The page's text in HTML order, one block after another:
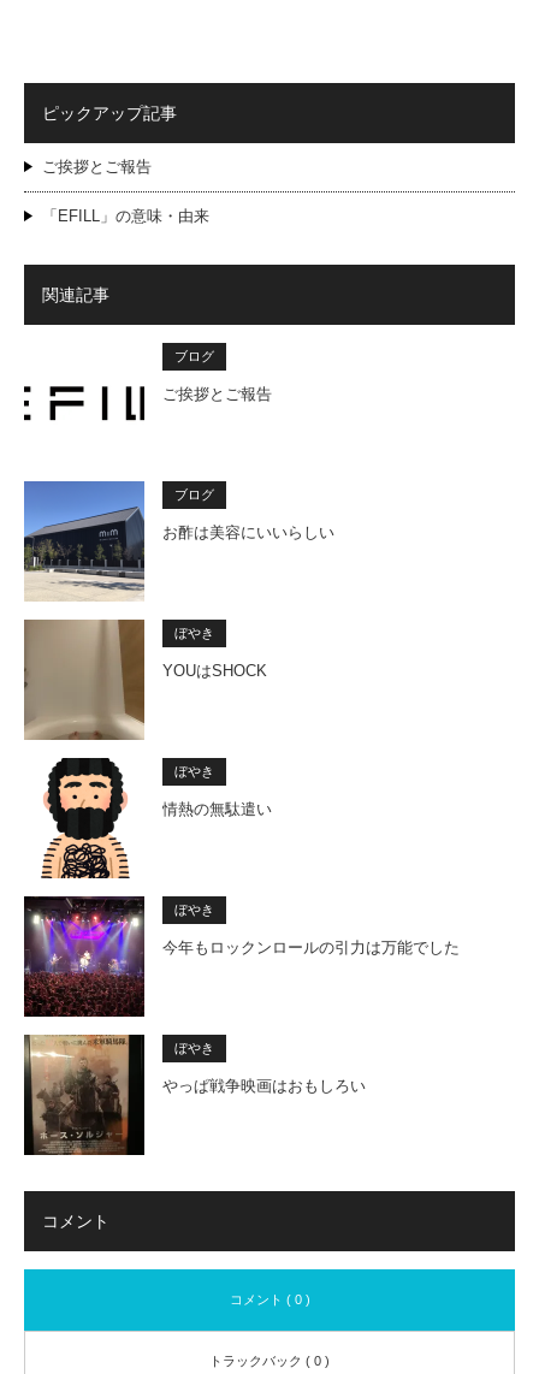
ピックアップ記事
ご挨拶とご報告
「EFILL」の意味・由来
関連記事
ブログ
ご挨拶とご報告
ブログ
お酢は美容にいいらしい
ぼやき
YOUはSHOCK
ぼやき
情熱の無駄遣い
ぼやき
今年もロックンロールの引力は万能でした
ぼやき
やっぱ戦争映画はおもしろい
コメント
コメント ( 0 )
トラックバック ( 0 )